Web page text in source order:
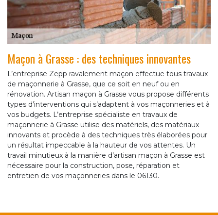
Maçon à Grasse : des techniques innovantes
L’entreprise Zepp ravalement maçon effectue tous travaux
de maçonnerie à Grasse, que ce soit en neuf ou en
rénovation. Artisan maçon à Grasse vous propose différents
types d’interventions qui s’adaptent à vos maçonneries et à
vos budgets. L’entreprise spécialiste en travaux de
maçonnerie à Grasse utilise des matériels, des matériaux
innovants et procède à des techniques très élaborées pour
un résultat impeccable à la hauteur de vos attentes. Un
travail minutieux à la manière d’artisan maçon à Grasse est
nécessaire pour la construction, pose, réparation et
entretien de vos maçonneries dans le 06130.